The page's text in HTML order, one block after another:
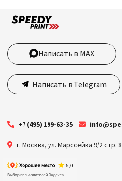
Написать в MAX
Написать в Telegram
+7 (495) 199-63-35
г. Москва, ул. Маросейка 9/2 стр. 8